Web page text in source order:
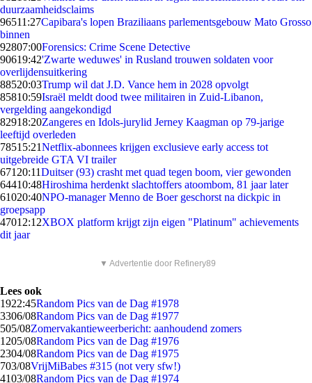
duurzaamheidsclaims
96511:27Capibara's lopen Braziliaans parlementsgebouw Mato Grosso
binnen
92807:00Forensics: Crime Scene Detective
90619:42'Zwarte weduwes' in Rusland trouwen soldaten voor
overlijdensuitkering
88520:03Trump wil dat J.D. Vance hem in 2028 opvolgt
85810:59Israël meldt dood twee militairen in Zuid-Libanon,
vergelding aangekondigd
82918:20Zangeres en Idols-jurylid Jerney Kaagman op 79-jarige
leeftijd overleden
78515:21Netflix-abonnees krijgen exclusieve early access tot
uitgebreide GTA VI trailer
671 20:11Duitser (93) crasht met quad tegen boom, vier gewonden
64410:48Hiroshima herdenkt slachtoffers atoombom, 81 jaar later
61020:40NPO-manager Menno de Boer geschorst na dickpic in
groepsapp
47012:12XBOX platform krijgt zijn eigen "Platinum" achievements
dit jaar
▼ Advertentie door Refinery89
Lees ook
1922:45Random Pics van de Dag #1978
3306/08Random Pics van de Dag #1977
505/08Zomervakantieweerbericht: aanhoudend zomers
1205/08Random Pics van de Dag #1976
2304/08Random Pics van de Dag #1975
703/08VrijMiBabes #315 (not very sfw!)
4103/08Random Pics van de Dag #1974